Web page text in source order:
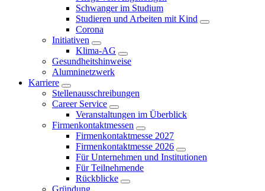
Schwanger im Studium
Studieren und Arbeiten mit Kind
Corona
Initiativen
Klima-AG
Gesundheitshinweise
Alumninetzwerk
Karriere
Stellenausschreibungen
Career Service
Veranstaltungen im Überblick
Firmenkontaktmessen
Firmenkontaktmesse 2027
Firmenkontaktmesse 2026
Für Unternehmen und Institutionen
Für Teilnehmende
Rückblicke
Gründung